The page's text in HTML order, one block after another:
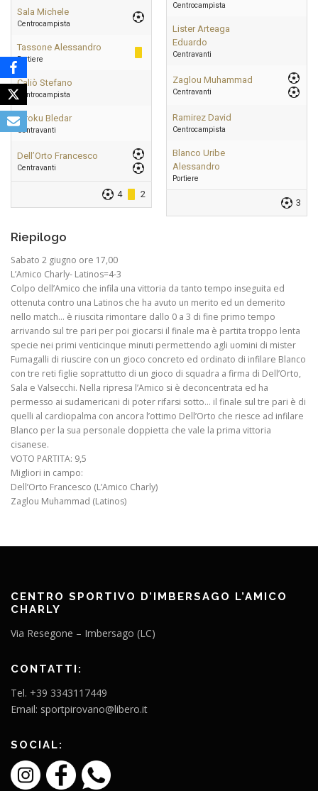
Sala Michele
Centrocampista
Tassone Alessandro
Portiere
Caliò Stefano
Centrocampista
Frroku Bledar
Centravanti
Dell’Orto Francesco
Centravanti
4 2
Centrocampista
Lister Arteaga
Eduardo
Centravanti
Zaglou Muhammad
Centravanti
Ramirez David
Centrocampista
Blanco Uribe
Alessandro
Portiere
3
Riepilogo
Sabato 2 giugno ore 17,00
L’Amico Charly- Latinos=4-3
Colpo dell’Amico che infila una vittoria da tanto tempo inseguita ed
ottenuta contro una Latinos che ha avuto un merito ed un demerito
nello match… è riuscita rimontare dallo 0 a 3 di fine primo tempo
arrivando sul tre pari per poi giocarsi il finale ma è partita troppo lenta
specie nei primi venticinque minuti permettendo agli uomini di mister
Fumagalli di riuscire con un gioco concreto ed ordinato di infilare Blanco
con tre reti figlie soprattutto di un gioco di squadra a firma di Dell’Orto,
Sala e Valsecchi. Nella ripresa l’Amico si è deconcentrata ed ha
permesso ai sudamericani di poter rifarsi sotto… il finale sul tre pari è di
quelli al cardiopalma con ancora l’ottimo Dell’Orto che riesce ad infilare
Blanco per la sua personale doppietta che vale la prima vittoria
cisanese.
VOTO PARTITA: 9,5
Migliori in campo:
Dell’Orto Francesco (L’Amico Charly)
Zaglou Muhammad (Latinos)
CENTRO SPORTIVO D’IMBERSAGO L’AMICO
CHARLY
Via Resegone – Imbersago (LC)
CONTATTI:
Tel. +39 3343117449
Email: sportpirovano@libero.it
SOCIAL: